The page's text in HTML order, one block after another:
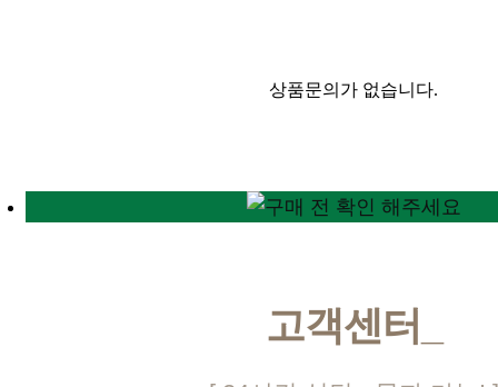
상품문의가 없습니다.
고객센터